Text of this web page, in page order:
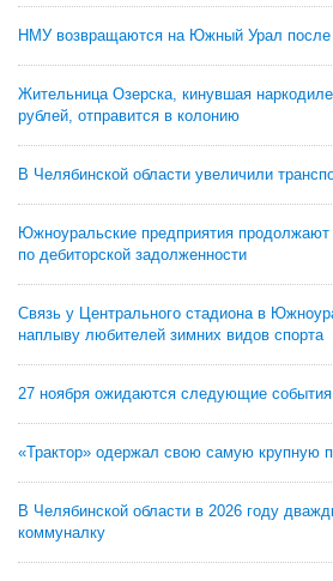
НМУ возвращаются на Южный Урал после
Жительница Озерска, кинувшая
рублей, отправится в колонию
В Челябинской области увеличили
Южноуральские предприятия продолжают
по дебиторской задолженности
Связь у Центрального стадиона в
наплыву любителей зимних видов спорта
27 ноября ожидаются следующие
«Трактор» одержал свою самую крупную
В Челябинской области в 2026 году
коммуналку